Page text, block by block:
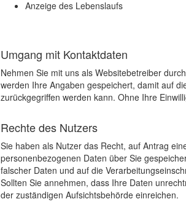
Anzeige des Lebenslaufs
Umgang mit Kontaktdaten
Nehmen Sie mit uns als Websitebetreiber
werden Ihre Angaben gespeichert, damit auf
zurückgegriffen werden kann. Ohne Ihre
Rechte des Nutzers
Sie haben als Nutzer das Recht, auf Antrag
personenbezogenen Daten über Sie
falscher Daten und auf die
Sollten Sie annehmen, dass Ihre Daten
der zuständigen Aufsichtsbehörde einreichen.